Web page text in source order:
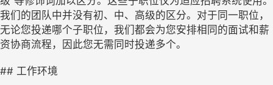
我们的团队中并没有初、中、高级的区分。对于同一职位，
无论您投递哪个子职位，我们都会为您安排相同的面试和薪
资协商流程，因此您无需同时投递多个。
## 工作环境